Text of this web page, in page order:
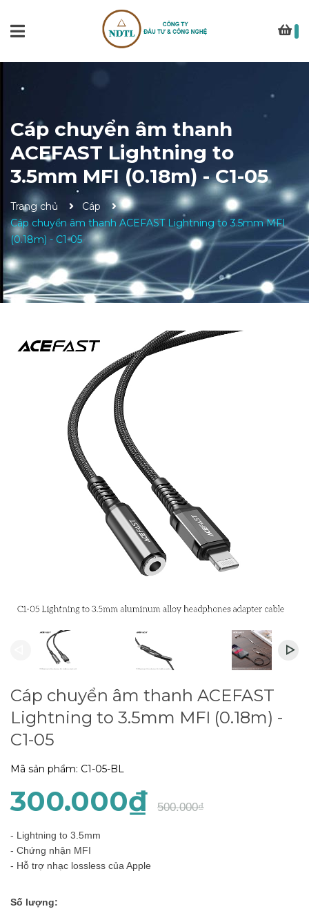
Cáp chuyển âm thanh
ACEFAST Lightning to
3.5mm MFI (0.18m) - C1-05
Trang chủ
Cáp
Cáp chuyển âm thanh ACEFAST Lightning to 3.5mm MFI
(0.18m) - C1-05
Cáp chuyển âm thanh ACEFAST
Lightning to 3.5mm MFI (0.18m) -
C1-05
Mã sản phẩm: C1-05-BL
300.000₫ 500.000₫
- Lightning to 3.5mm
- Chứng nhận MFI
- Hỗ trợ nhạc lossless của Apple
Số lượng: